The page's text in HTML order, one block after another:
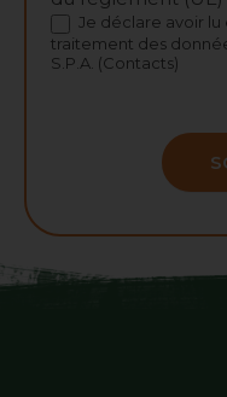
Je déclare avoir lu
traitement des
S.P.A. (Contacts)